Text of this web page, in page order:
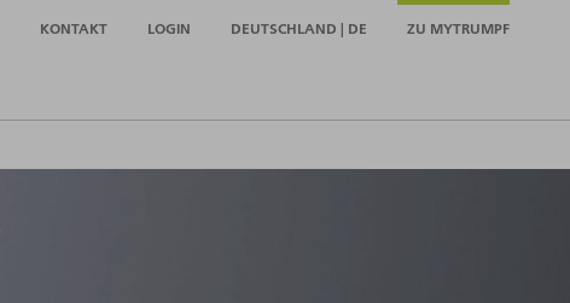
KONTAKT LOGIN DEUTSCHLAND | DE ZU MYTRUMPF